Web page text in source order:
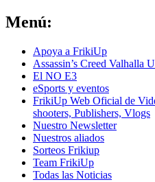
Menú:
Apoya a FrikiUp
Assassin’s Creed Valhalla
El NO E3
eSports y eventos
FrikiUp Web Oficial de
shooters, Publishers, Vlogs
Nuestro Newsletter
Nuestros aliados
Sorteos Frikiup
Team FrikiUp
Todas las Noticias